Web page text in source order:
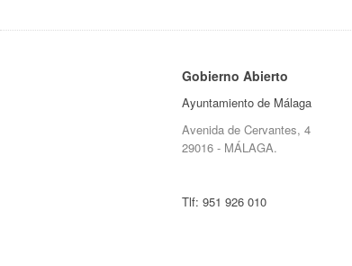
Gobierno Abierto
Ayuntamiento de Málaga
Avenida de Cervantes, 4
29016 - MÁLAGA.
Tlf: 951 926 010